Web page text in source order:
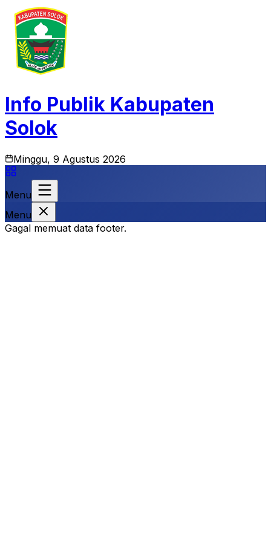
Info Publik Kabupaten
Solok
Minggu, 9 Agustus 2026
Menu
Menu
Gagal memuat data footer.